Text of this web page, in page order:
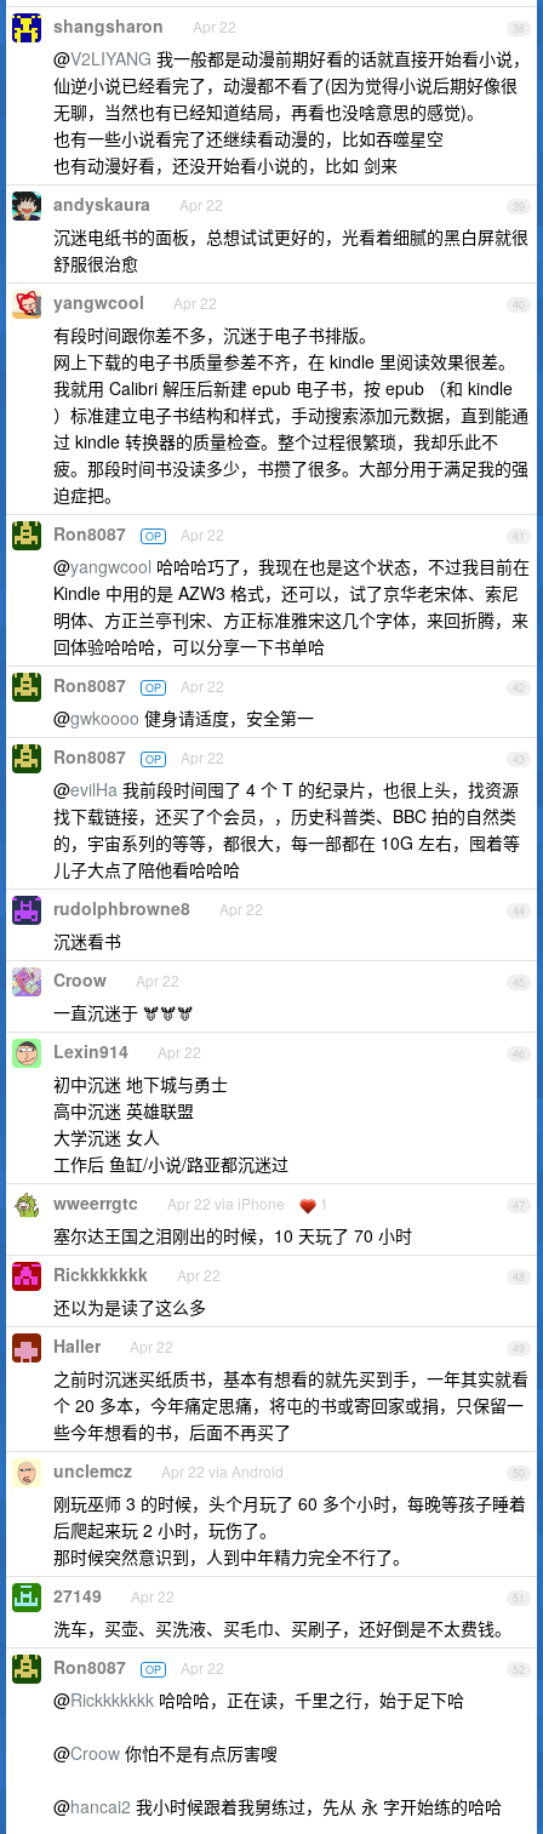
38
shangsharon Apr 22
@V2LIYANG 我一般都是动漫前期好看的话就直接开始看小说，
仙逆小说已经看完了，动漫都不看了(因为觉得小说后期好像很
无聊，当然也有已经知道结局，再看也没啥意思的感觉)。
也有一些小说看完了还继续看动漫的，比如吞噬星空
也有动漫好看，还没开始看小说的，比如 剑来
39
andyskaura Apr 22
沉迷电纸书的面板，总想试试更好的，光看着细腻的黑白屏就很
舒服很治愈
40
yangwcool Apr 22
有段时间跟你差不多，沉迷于电子书排版。
网上下载的电子书质量参差不齐，在 kindle 里阅读效果很差。
我就用 Calibri 解压后新建 epub 电子书，按 epub （和 kindle
）标准建立电子书结构和样式，手动搜索添加元数据，直到能通
过 kindle 转换器的质量检查。整个过程很繁琐，我却乐此不
疲。那段时间书没读多少，书攒了很多。大部分用于满足我的强
迫症把。
41
Ron8087 OP Apr 22
@yangwcool 哈哈哈巧了，我现在也是这个状态，不过我目前在
Kindle 中用的是 AZW3 格式，还可以，试了京华老宋体、索尼
明体、方正兰亭刊宋、方正标准雅宋这几个字体，来回折腾，来
回体验哈哈哈，可以分享一下书单哈
42
Ron8087 OP Apr 22
@gwkoooo 健身请适度，安全第一
43
Ron8087 OP Apr 22
@evilHa 我前段时间囤了 4 个 T 的纪录片，也很上头，找资源
找下载链接，还买了个会员，，历史科普类、BBC 拍的自然类
的，宇宙系列的等等，都很大，每一部都在 10G 左右，囤着等
儿子大点了陪他看哈哈哈
44
rudolphbrowne8 Apr 22
沉迷看书
45
Croow Apr 22
一直沉迷于 🫎🫎🫎
46
Lexin914 Apr 22
初中沉迷 地下城与勇士
高中沉迷 英雄联盟
大学沉迷 女人
工作后 鱼缸/小说/路亚都沉迷过
47
wweerrgtc Apr 22 via iPhone 1
塞尔达王国之泪刚出的时候，10 天玩了 70 小时
48
Rickkkkkkk Apr 22
还以为是读了这么多
49
Haller Apr 22
之前时沉迷买纸质书，基本有想看的就先买到手，一年其实就看
个 20 多本，今年痛定思痛，将屯的书或寄回家或捐，只保留一
些今年想看的书，后面不再买了
50
unclemcz Apr 22 via Android
刚玩巫师 3 的时候，头个月玩了 60 多个小时，每晚等孩子睡着
后爬起来玩 2 小时，玩伤了。
那时候突然意识到，人到中年精力完全不行了。
51
27149 Apr 22
洗车，买壶、买洗液、买毛巾、买刷子，还好倒是不太费钱。
52
Ron8087 OP Apr 22
@Rickkkkkkk 哈哈哈，正在读，千里之行，始于足下哈
@Croow 你怕不是有点厉害嗖
@hancai2 我小时候跟着我舅练过，先从 永 字开始练的哈哈